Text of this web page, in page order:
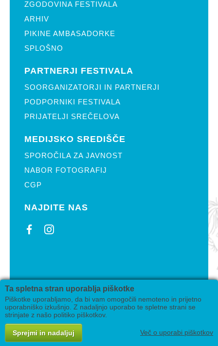
Ta spletna stran uporablja piškotke
Piškotke uporabljamo, da bi vam omogočili nemoteno in prijetno
uporabniško izkušnjo. Z nadaljnjo uporabo te spletne strani se
strinjate z našo politiko piškotkov.
Sprejmi in nadaljuj Več o uporabi piškotkov
ZGODOVINA FESTIVALA
ARHIV
PIKINE AMBASADORKE
SPLOŠNO
PARTNERJI FESTIVALA
SOORGANIZATORJI IN PARTNERJI
PODPORNIKI FESTIVALA
PRIJATELJI SREČELOVA
MEDIJSKO SREDIŠČE
SPOROČILA ZA JAVNOST
NABOR FOTOGRAFIJ
CGP
NAJDITE NAS
IzdelavaAV studio